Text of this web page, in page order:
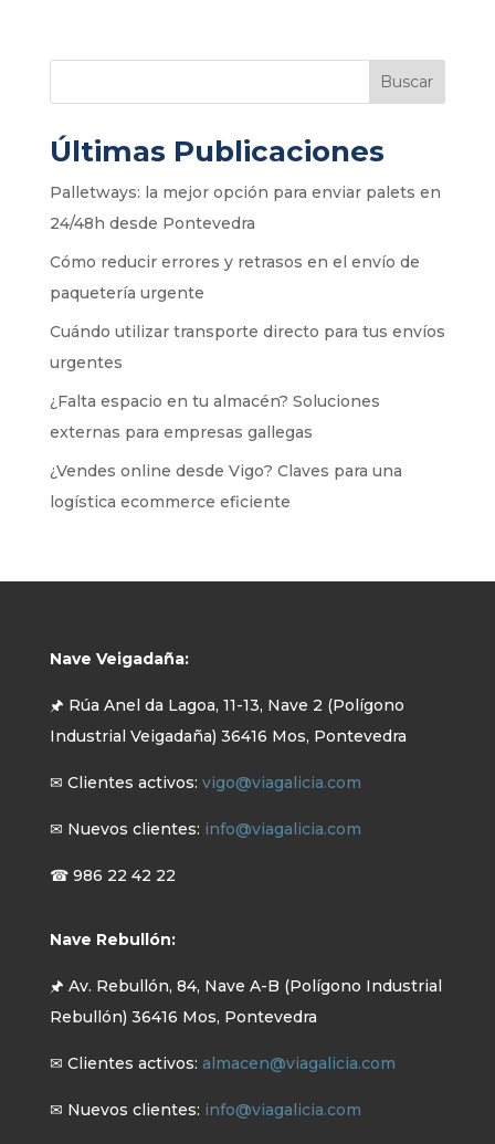
Buscar
Últimas Publicaciones
Palletways: la mejor opción para enviar palets en
24/48h desde Pontevedra
Cómo reducir errores y retrasos en el envío de
paquetería urgente
Cuándo utilizar transporte directo para tus envíos
urgentes
¿Falta espacio en tu almacén? Soluciones
externas para empresas gallegas
¿Vendes online desde Vigo? Claves para una
logística ecommerce eficiente
Nave Veigadaña:
🖈 Rúa Anel da Lagoa, 11-13, Nave 2 (Polígono
Industrial Veigadaña) 36416 Mos, Pontevedra
✉ Clientes activos: vigo@viagalicia.com
✉ Nuevos clientes: info@viagalicia.com
☎ 986 22 42 22
Nave Rebullón:
🖈 Av. Rebullón, 84, Nave A-B (Polígono Industrial
Rebullón) 36416 Mos, Pontevedra
✉ Clientes activos: almacen@viagalicia.com
✉ Nuevos clientes: info@viagalicia.com